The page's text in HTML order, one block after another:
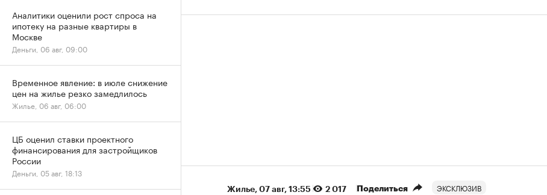
Жилье⁠, 07 авг, 13:55 2 017 Поделиться ЭКСКЛЮЗИВ
Аналитики оценили рост спроса на
ипотеку на разные квартиры в
Москве
Деньги, 06 авг, 09:00
Временное явление: в июле снижение
цен на жилье резко замедлилось
Жилье, 06 авг, 06:00
ЦБ оценил ставки проектного
финансирования для застройщиков
России
Деньги, 05 авг, 18:13